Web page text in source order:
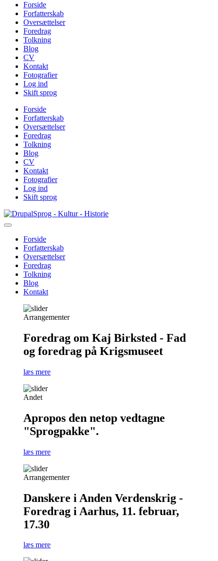
Forside
Forfatterskab
Oversættelser
Foredrag
Tolkning
Blog
CV
Kontakt
Fotografier
Log ind
Skift sprog
Forside
Forfatterskab
Oversættelser
Foredrag
Tolkning
Blog
CV
Kontakt
Fotografier
Log ind
Skift sprog
Gå
til
Sprog - Kultur - Historie
Primær
navigation
Forside
Forfatterskab
Oversættelser
Foredrag
Tolkning
Blog
Kontakt
Arrangementer
Foredrag om Kaj Birksted - Fad
og foredrag på Krigsmuseet
læs mere
Andet
Apropos den netop vedtagne
"Sprogpakke".
læs mere
Arrangementer
Danskere i Anden Verdenskrig -
Foredrag i Aarhus, 11. februar,
17.30
læs mere